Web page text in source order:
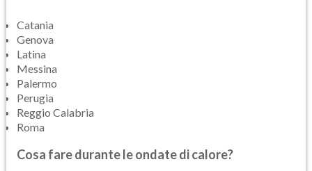
Catania
Genova
Latina
Messina
Palermo
Perugia
Reggio Calabria
Roma
Cosa fare durante le ondate di calore?